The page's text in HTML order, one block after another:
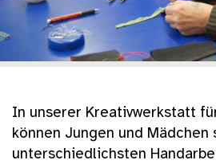
In unserer Kreativwerkstatt
können Jungen und Mädchen
unterschiedlichsten